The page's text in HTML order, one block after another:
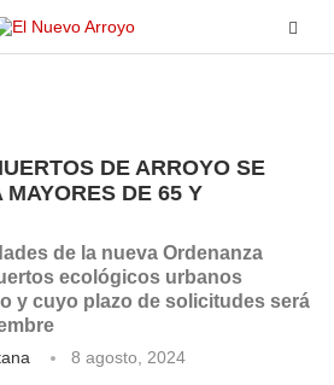
DE ARROYO SE
MAYORES DE 65 Y
de la nueva Ordenanza
ecológicos urbanos
y cuyo plazo de solicitudes será
8 agosto, 2024